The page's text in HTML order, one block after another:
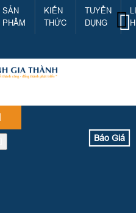
SẢN
PHẨM
KIẾN
THỨC
TUYỂN
DỤNG
Báo Giá